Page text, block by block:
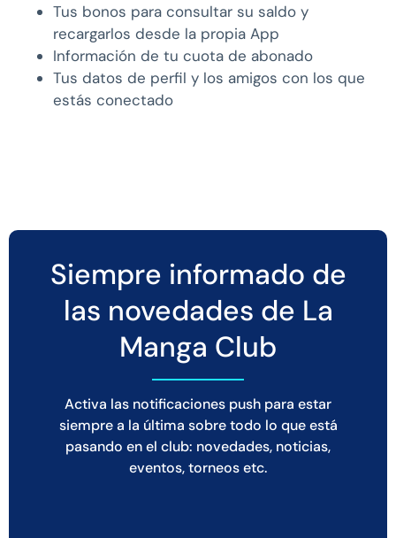
Tus bonos para consultar su saldo y
recargarlos desde la propia App
Información de tu cuota de abonado
Tus datos de perfil y los amigos con los que
estás conectado
Siempre informado de
las novedades de La
Manga Club
Activa las notificaciones push para estar
siempre a la última sobre todo lo que está
pasando en el club: novedades, noticias,
eventos, torneos etc.